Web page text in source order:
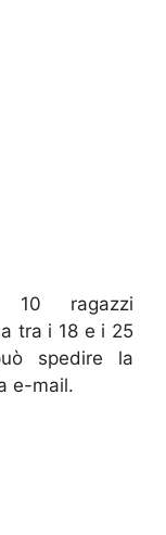
10 ragazzi
tra i 18 e i 25
spedire la
e-mail.